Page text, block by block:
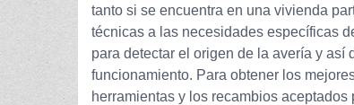
tanto si se encuentra en una vivienda
técnicas a las necesidades específicas
para detectar el origen de la avería y así
funcionamiento. Para obtener los
herramientas y los recambios